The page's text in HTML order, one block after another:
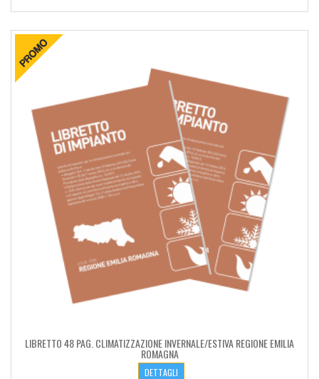
LIBRETTO 48 PAG. CLIMATIZZAZIONE INVERNALE/ESTIVA REGIONE EMILIA
ROMAGNA
DETTAGLI